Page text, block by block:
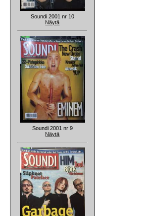
Soundi 2001 nr 10
Näytä
Soundi 2001 nr 9
Näytä